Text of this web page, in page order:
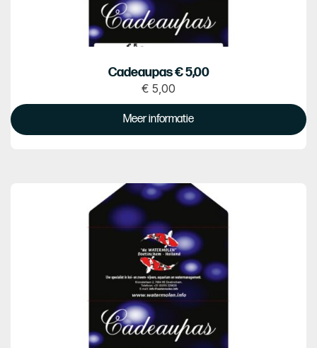
Cadeaupas € 5,00
€ 5,00
Prijs €
Meer informatie